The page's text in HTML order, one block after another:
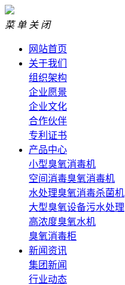
菜 单 关 闭
网站首页
关于我们
组织架构
企业愿景
企业文化
合作伙伴
专利证书
产品中心
小型臭氧消毒机
空间消毒臭氧消毒机
水处理臭氧消毒杀菌机
大型臭氧设备污水处理
高浓度臭氧水机
臭氧消毒柜
新闻资讯
集团新闻
行业动态